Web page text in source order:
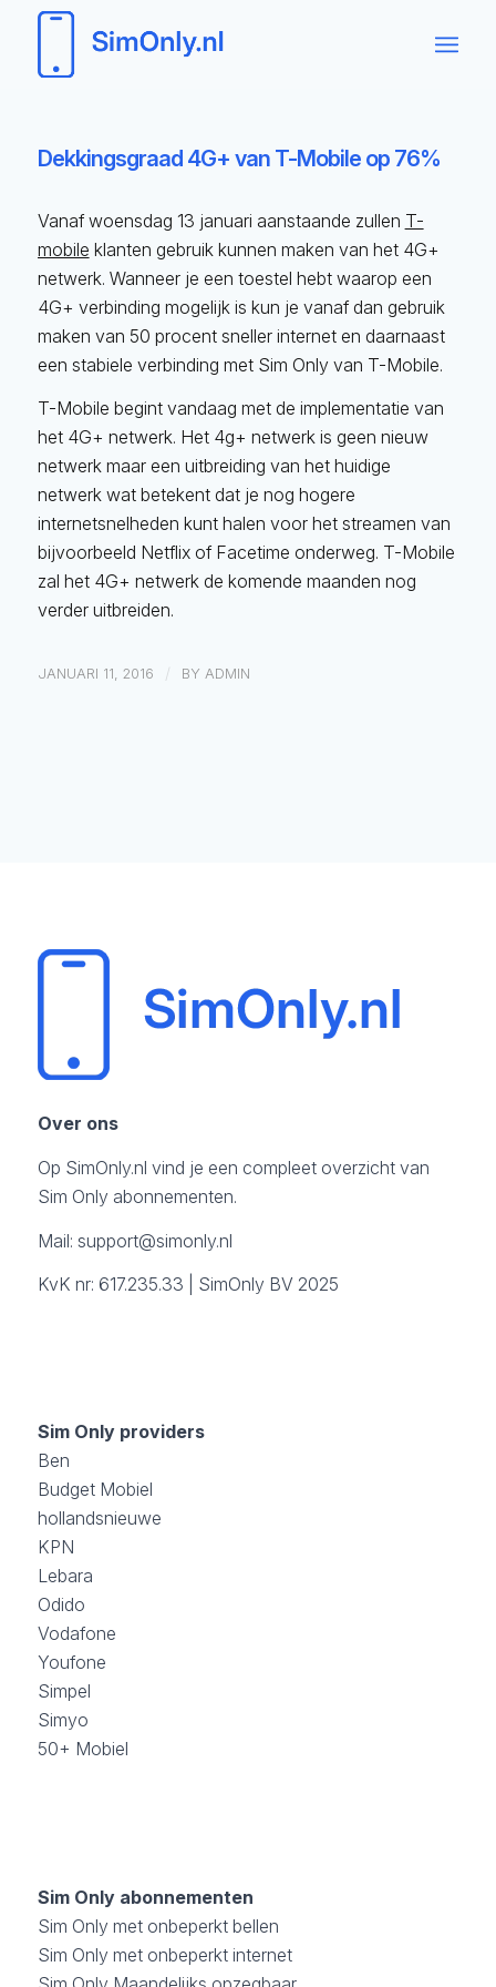
Dekkingsgraad 4G+ van T-Mobile op 76%
Vanaf woensdag 13 januari aanstaande zullen T-
mobile klanten gebruik kunnen maken van het 4G+
netwerk. Wanneer je een toestel hebt waarop een
4G+ verbinding mogelijk is kun je vanaf dan gebruik
maken van 50 procent sneller internet en daarnaast
een stabiele verbinding met Sim Only van T-Mobile.
T-Mobile begint vandaag met de implementatie van
het 4G+ netwerk. Het 4g+ netwerk is geen nieuw
netwerk maar een uitbreiding van het huidige
netwerk wat betekent dat je nog hogere
internetsnelheden kunt halen voor het streamen van
bijvoorbeeld Netflix of Facetime onderweg. T-Mobile
zal het 4G+ netwerk de komende maanden nog
verder uitbreiden.
JANUARI 11, 2016 / BY ADMIN
Over ons
Op SimOnly.nl vind je een compleet overzicht van
Sim Only abonnementen.
Mail: support@simonly.nl
KvK nr: 617.235.33 | SimOnly BV 2025
Sim Only providers
Ben
Budget Mobiel
hollandsnieuwe
KPN
Lebara
Odido
Vodafone
Youfone
Simpel
Simyo
50+ Mobiel
Sim Only abonnementen
Sim Only met onbeperkt bellen
Sim Only met onbeperkt internet